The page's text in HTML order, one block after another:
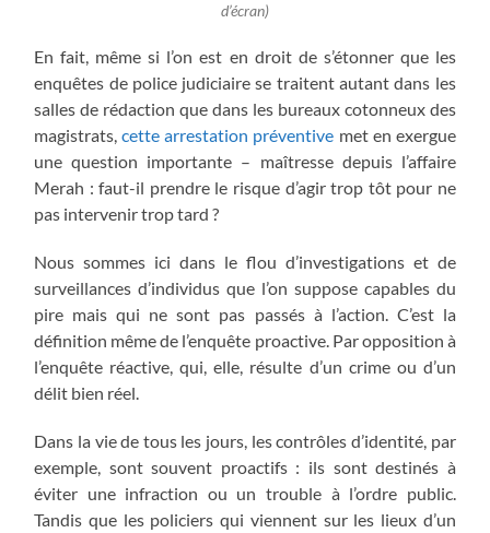
d’écran)
En fait, même si l’on est en droit de s’étonner que les
enquêtes de police judiciaire se traitent autant dans les
salles de rédaction que dans les bureaux cotonneux des
magistrats,cette arrestation préventive met en exergue
une question importante – maîtresse depuis l’affaire
Merah : faut-il prendre le risque d’agir trop tôt pour ne
pas intervenir trop tard ?
Nous sommes ici dans le flou d’investigations et de
surveillances d’individus que l’on suppose capables du
pire mais qui ne sont pas passés à l’action. C’est la
définition même de l’enquête proactive. Par opposition à
l’enquête réactive, qui, elle, résulte d’un crime ou d’un
délit bien réel.
Dans la vie de tous les jours, les contrôles d’identité, par
exemple, sont souvent proactifs : ils sont destinés à
éviter une infraction ou un trouble à l’ordre public.
Tandis que les policiers qui viennent sur les lieux d’un